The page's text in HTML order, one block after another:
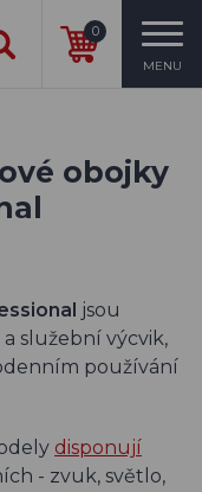
0
MENU
obojky
jsou
služební výcvik,
používání
disponují
- zvuk, světlo,